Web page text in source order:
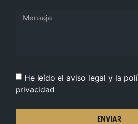
He leído el aviso legal y la
privacidad
ENVIAR